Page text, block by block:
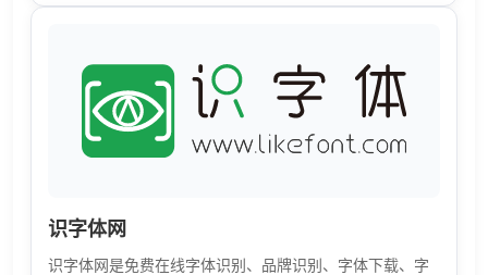
识字体网
识字体网是免费在线字体识别、品牌识别、字体下载、字